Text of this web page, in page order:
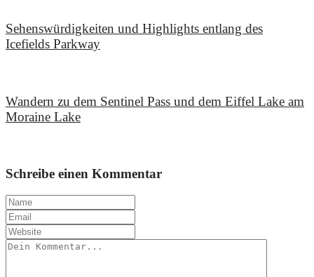
Sehenswürdigkeiten und Highlights entlang des
Icefields Parkway
Wandern zu dem Sentinel Pass und dem Eiffel Lake am
Moraine Lake
Schreibe einen Kommentar